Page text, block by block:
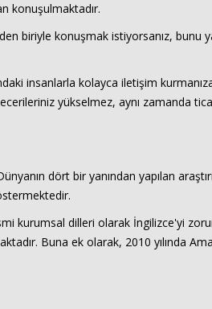
konuşulmaktadır.
biriyle konuşmak istiyorsanız, bunu
insanlarla kolayca iletişim
yükselmez, aynı zamanda
dört bir yanından yapılan
dilleri olarak İngilizce'yi
Buna ek olarak, 2010 yılında